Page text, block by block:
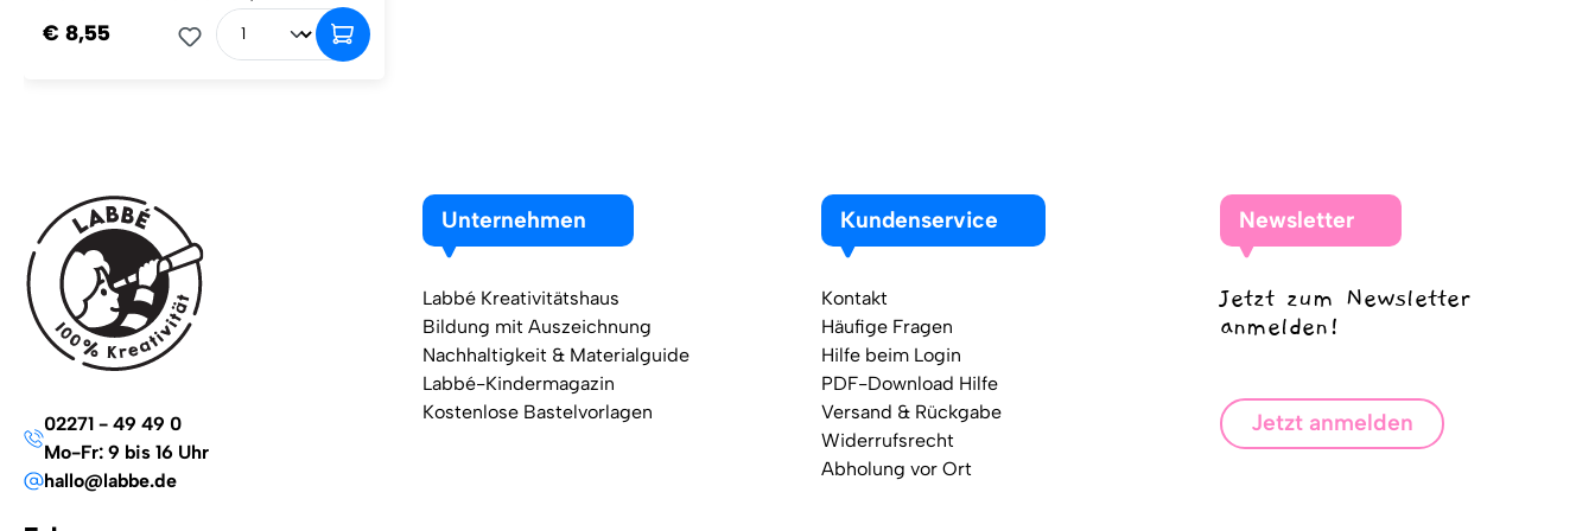
€ 8,55
02271 - 49 49 0
Mo-Fr: 9 bis 16 Uhr
hallo@labbe.de
Unternehmen
Labbé Kreativitätshaus
Bildung mit Auszeichnung
Nachhaltigkeit & Materialguide
Labbé-Kindermagazin
Kostenlose Bastelvorlagen
Kundenservice
Kontakt
Häufige Fragen
Hilfe beim Login
PDF-Download Hilfe
Versand & Rückgabe
Widerrufsrecht
Abholung vor Ort
Newsletter
Jetzt zum Newsletter
anmelden!
Jetzt anmelden